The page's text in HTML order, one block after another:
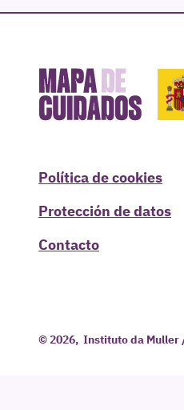
Política de cookies
Protección de datos
Contacto
© 2026, Instituto da Muller